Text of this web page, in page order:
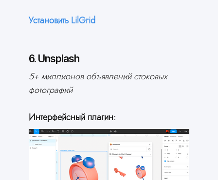
Установить LilGrid
6. Unsplash
5+ миллионов объявлений стоковых
фотографий
Интерфейсный плагин: